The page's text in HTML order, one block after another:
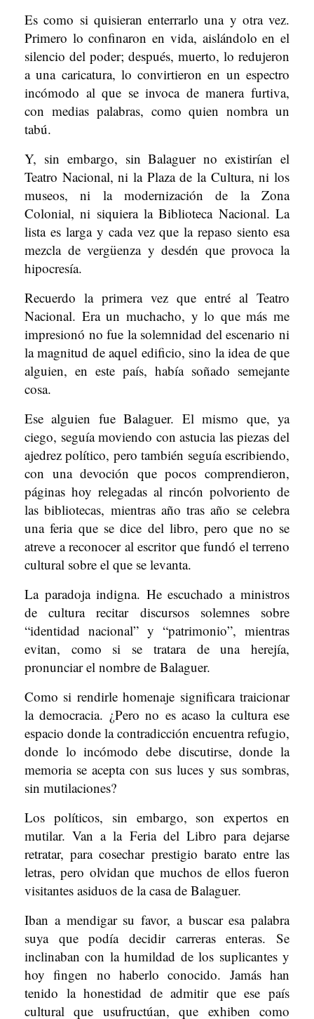
Es como si quisieran enterrarlo una y otra vez.
Primero lo confinaron en vida, aislándolo en el
silencio del poder; después, muerto, lo redujeron
a una caricatura, lo convirtieron en un espectro
incómodo al que se invoca de manera furtiva,
con medias palabras, como quien nombra un
tabú.
Y, sin embargo, sin Balaguer no existirían el
Teatro Nacional, ni la Plaza de la Cultura, ni los
museos, ni la modernización de la Zona
Colonial, ni siquiera la Biblioteca Nacional. La
lista es larga y cada vez que la repaso siento esa
mezcla de vergüenza y desdén que provoca la
hipocresía.
Recuerdo la primera vez que entré al Teatro
Nacional. Era un muchacho, y lo que más me
impresionó no fue la solemnidad del escenario ni
la magnitud de aquel edificio, sino la idea de que
alguien, en este país, había soñado semejante
cosa.
Ese alguien fue Balaguer. El mismo que, ya
ciego, seguía moviendo con astucia las piezas del
ajedrez político, pero también seguía escribiendo,
con una devoción que pocos comprendieron,
páginas hoy relegadas al rincón polvoriento de
las bibliotecas, mientras año tras año se celebra
una feria que se dice del libro, pero que no se
atreve a reconocer al escritor que fundó el terreno
cultural sobre el que se levanta.
La paradoja indigna. He escuchado a ministros
de cultura recitar discursos solemnes sobre
“identidad nacional” y “patrimonio”, mientras
evitan, como si se tratara de una herejía,
pronunciar el nombre de Balaguer.
Como si rendirle homenaje significara traicionar
la democracia. ¿Pero no es acaso la cultura ese
espacio donde la contradicción encuentra refugio,
donde lo incómodo debe discutirse, donde la
memoria se acepta con sus luces y sus sombras,
sin mutilaciones?
Los políticos, sin embargo, son expertos en
mutilar. Van a la Feria del Libro para dejarse
retratar, para cosechar prestigio barato entre las
letras, pero olvidan que muchos de ellos fueron
visitantes asiduos de la casa de Balaguer.
Iban a mendigar su favor, a buscar esa palabra
suya que podía decidir carreras enteras. Se
inclinaban con la humildad de los suplicantes y
hoy fingen no haberlo conocido. Jamás han
tenido la honestidad de admitir que ese país
cultural que usufructúan, que exhiben como